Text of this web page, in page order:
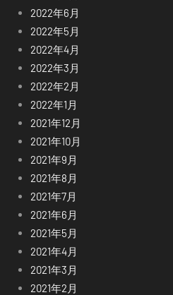
2022年6月
2022年5月
2022年4月
2022年3月
2022年2月
2022年1月
2021年12月
2021年10月
2021年9月
2021年8月
2021年7月
2021年6月
2021年5月
2021年4月
2021年3月
2021年2月